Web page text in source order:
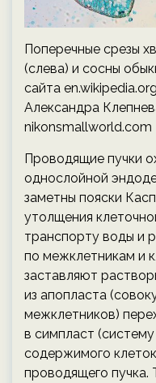
Поперечные срезы
(слева) и сосны
сайта
Александра
nikonsmallworld.com
Проводящие пучки
однослойной
заметны пояски
утолщения
транспорту воды и
по межклетникам и
заставляют
из апопласта
межклетников)
в симпласт
содержимого
проводящего